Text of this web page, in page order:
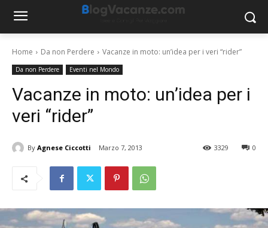
Home Da non Perdere Vacanze in moto: un’idea per i veri “rider”
Da non Perdere Eventi nel Mondo
Vacanze in moto: un’idea per i
veri “rider”
By Agnese Ciccotti Marzo 7, 2013 0
3329